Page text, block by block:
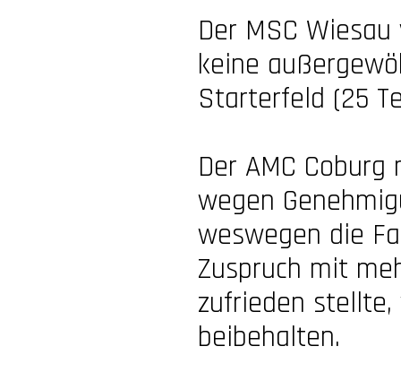
Der MSC
keine
Starterfeld (25
Der AMC
wegen
weswegen die
Zuspruch mit
zufrieden
beibehalten.